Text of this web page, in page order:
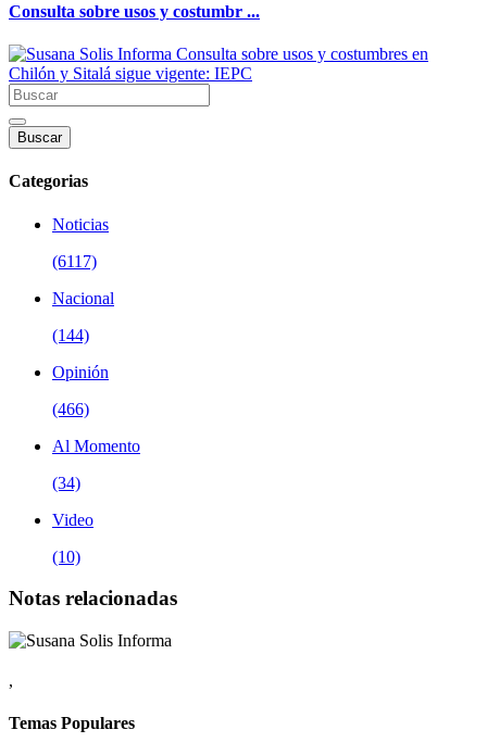
Consulta sobre usos y costumbr ...
Buscar
Categorias
Noticias
(6117)
Nacional
(144)
Opinión
(466)
Al Momento
(34)
Video
(10)
Notas relacionadas
,
Temas Populares